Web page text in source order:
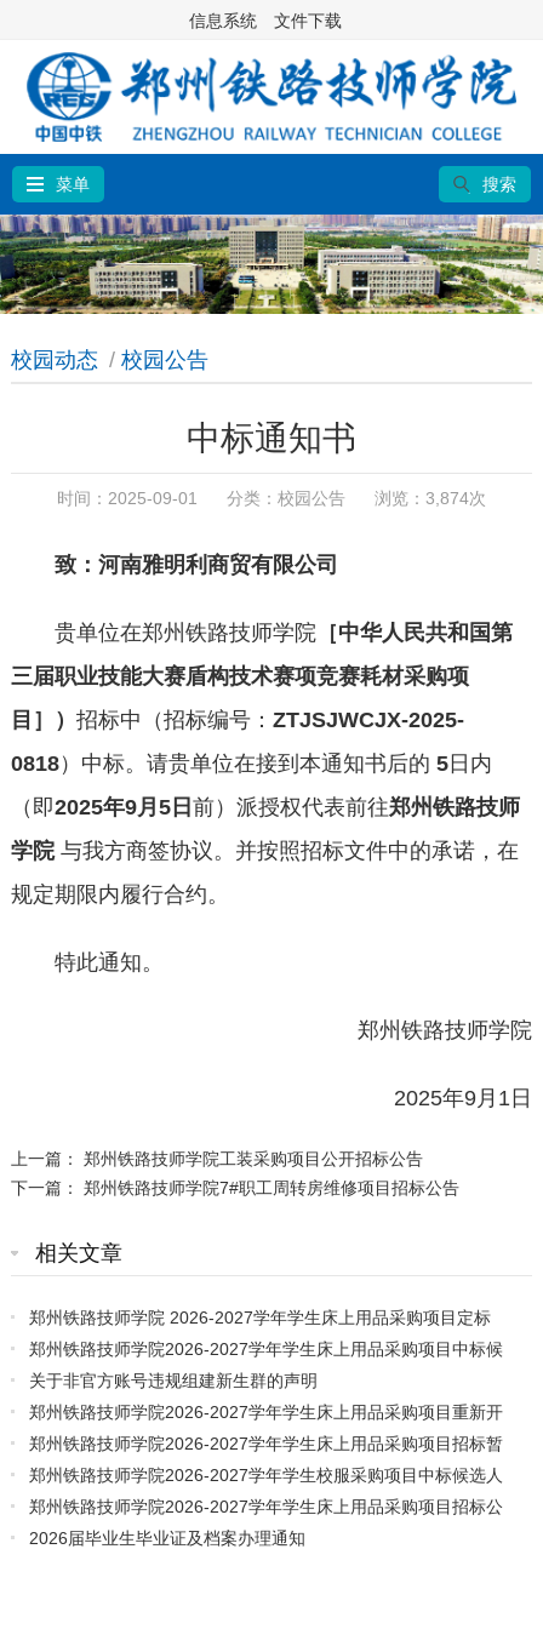
信息系统 文件下载
菜单 搜索
校园动态 / 校园公告
中标通知书
时间：2025-09-01 分类： 校园公告浏览：3,874次
致：河南雅明利商贸有限公司
贵单位在郑州铁路技师学院［中华人民共和国第
三届职业技能大赛盾构技术赛项竞赛耗材采购项
目 ］ ） 招标中（招标编号： ZTJSJWCJX-2025-
0818）中标。请贵单位在接到本通知书后的 5日内
（即2025年9月5日 前）派授权代表前往郑州铁路技师
学院与我方商签协议。并按照招标文件中的承诺，在
规定期限内履行合约。
特此通知。
郑州铁路技师学院
2025年9月1日
上一篇： 郑州铁路技师学院工装采购项目公开招标公告
下一篇： 郑州铁路技师学院7#职工周转房维修项目招标公告
相关文章
郑州铁路技师学院 2026-2027学年学生床上用品采购项目定标
通知书
郑州铁路技师学院2026-2027学年学生床上用品采购项目中标候
选人公示
关于非官方账号违规组建新生群的声明
郑州铁路技师学院2026-2027学年学生床上用品采购项目重新开
标公告
郑州铁路技师学院2026-2027学年学生床上用品采购项目招标暂
停公告
郑州铁路技师学院2026-2027学年学生校服采购项目中标候选人
公示郑州铁路技师学院2026-2027学年学生床上用品采购项目招标公
告
2026届毕业生毕业证及档案办理通知